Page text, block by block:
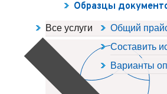
Все услуги
Общий
Составить
Варианты
Образцы